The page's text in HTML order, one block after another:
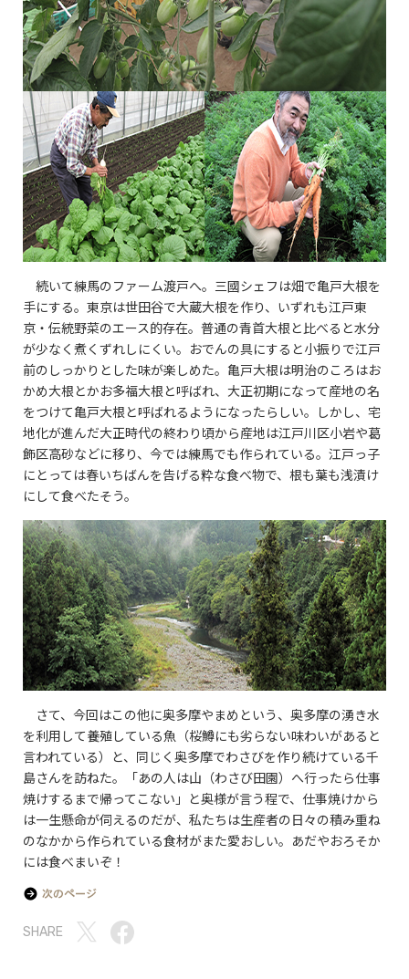
続いて練馬のファーム渡戸へ。三國シェフは畑で亀戸大根を
手にする。東京は世田谷で大蔵大根を作り、いずれも江戸東
京・伝統野菜のエース的存在。普通の青首大根と比べると水分
が少なく煮くずれしにくい。おでんの具にすると小振りで江戸
前のしっかりとした味が楽しめた。亀戸大根は明治のころはお
かめ大根とかお多福大根と呼ばれ、大正初期になって産地の名
をつけて亀戸大根と呼ばれるようになったらしい。しかし、宅
地化が進んだ大正時代の終わり頃から産地は江戸川区小岩や葛
飾区高砂などに移り、今では練馬でも作られている。江戸っ子
にとっては春いちばんを告げる粋な食べ物で、根も葉も浅漬け
にして食べたそう。
さて、今回はこの他に奥多摩やまめという、奥多摩の湧き水
を利用して養殖している魚（桜鱒にも劣らない味わいがあると
言われている）と、同じく奥多摩でわさびを作り続けている千
島さんを訪ねた。「あの人は山（わさび田園）へ行ったら仕事
焼けするまで帰ってこない」と奥様が言う程で、仕事焼けから
は一生懸命が伺えるのだが、私たちは生産者の日々の積み重ね
のなかから作られている食材がまた愛おしい。あだやおろそか
には食べまいぞ！
SHARE